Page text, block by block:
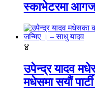
स्काभेटरमा
४
उपेन्द्र यादव
मधेसमा सयौं